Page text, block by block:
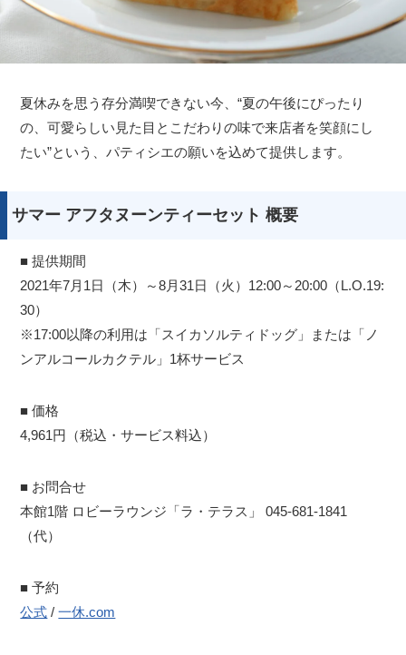
夏休みを思う存分満喫できない今、“夏の午後にぴったり
の、可愛らしい見た目とこだわりの味で来店者を笑顔にし
たい”という、パティシエの願いを込めて提供します。
サマー アフタヌーンティーセット 概要
■ 提供期間
2021年7月1日（木）～8月31日（火）12:00～20:00（L.O.19:
30）
※17:00以降の利用は「スイカソルティドッグ」または「ノ
ンアルコールカクテル」1杯サービス
■ 価格
4,961円（税込・サービス料込）
■ お問合せ
本館1階 ロビーラウンジ「ラ・テラス」 045-681-1841
（代）
■ 予約
公式 /一休.com